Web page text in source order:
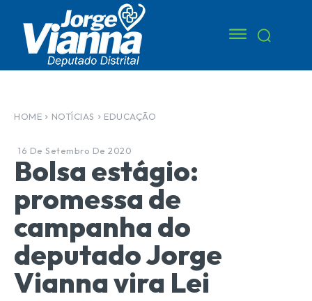
HOME NOTÍCIAS EDUCAÇÃO
16 De Setembro De 2020
Bolsa estágio:
promessa de
campanha do
deputado Jorge
Vianna vira Lei